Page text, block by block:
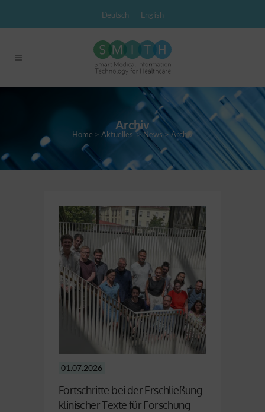
Deutsch English
Archiv
Home > Aktuelles >News >Archiv
01.07.2026
Fortschritte bei der Erschließung
klinischer Texte für Forschung